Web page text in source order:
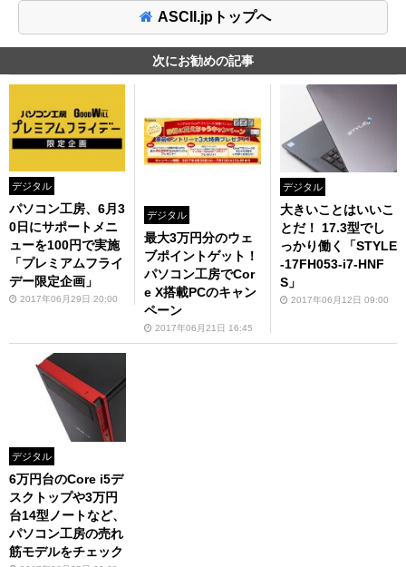
ASCII.jpトップへ
次にお勧めの記事
デジタル
パソコン工房、6月3
0日にサポートメニ
ューを100円で実施
「プレミアムフライ
デー限定企画」
2017年06月29日 20:00
デジタル
最大3万円分のウェ
ブポイントゲット！
パソコン工房でCor
e X搭載PCのキャン
ペーン
2017年06月21日 16:45
デジタル
大きいことはいいこ
とだ！ 17.3型でし
っかり働く「STYLE
-17FH053-i7-HNF
S」
2017年06月12日 09:00
デジタル
6万円台のCore i5デ
スクトップや3万円
台14型ノートなど、
パソコン工房の売れ
筋モデルをチェック